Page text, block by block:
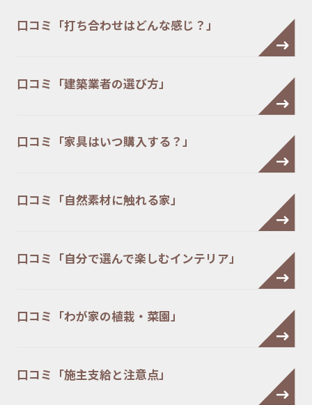
口コミ「打ち合わせはどんな感じ？」
口コミ「建築業者の選び方」
口コミ「家具はいつ購入する？」
口コミ「自然素材に触れる家」
口コミ「自分で選んで楽しむインテリア」
口コミ「わが家の植栽・菜園」
口コミ「施主支給と注意点」